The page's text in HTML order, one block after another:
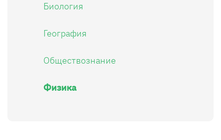
Биология
География
Обществознание
Физика